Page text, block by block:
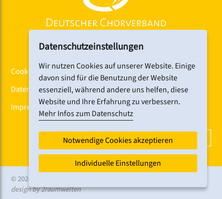
Cookiebanner
Datenschutz
Impressum
DCV-NEWSLETTER ABONNIEREN
© 2026 CHORFEST
design by 2raumwelten
Datenschutzeinstellungen
Wir nutzen Cookies auf unserer Website. Einige
davon sind für die Benutzung der Website
essenziell, während andere uns helfen, diese
Website und Ihre Erfahrung zu verbessern.
Mehr Infos zum Datenschutz
Notwendige Cookies akzeptieren
Individuelle Einstellungen